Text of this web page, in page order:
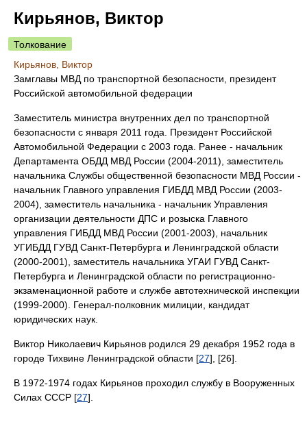
Кирьянов, Виктор
Толкование
Кирьянов, Виктор
Замглавы МВД по транспортной безопасности, президент
Российской автомобильной федерации
Заместитель министра внутренних дел по транспортной
безопасности с января 2011 года. Президент Российской
Автомобильной Федерации с 2003 года. Ранее - начальник
Департамента ОБДД МВД России (2004-2011), заместитель
начальника Службы общественной безопасности МВД России -
начальник Главного управления ГИБДД МВД России (2003-
2004), заместитель начальника - начальник Управления
организации деятельности ДПС и розыска Главного
управления ГИБДД МВД России (2001-2003), начальник
УГИБДД ГУВД Санкт-Петербурга и Ленинградской области
(2000-2001), заместитель начальника УГАИ ГУВД Санкт-
Петербурга и Ленинградской области по регистрационно-
экзаменационной работе и службе автотехнической инспекции
(1999-2000). Генерал-полковник милиции, кандидат
юридических наук.
Виктор Николаевич Кирьянов родился 29 декабря 1952 года в
городе Тихвине Ленинградской области [27], [26].
В 1972-1974 годах Кирьянов проходил службу в Вооруженных
Силах СССР [27].